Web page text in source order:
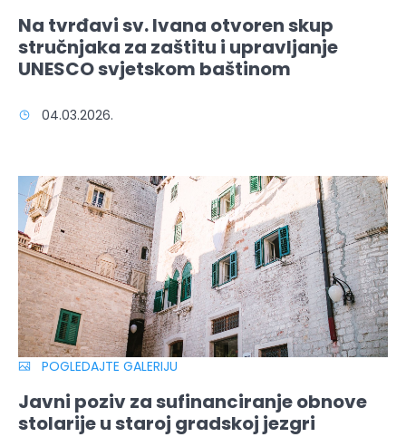
Na tvrđavi sv. Ivana otvoren skup
stručnjaka za zaštitu i upravljanje
UNESCO svjetskom baštinom
04.03.2026.
POGLEDAJTE GALERIJU
Javni poziv za sufinanciranje obnove
stolarije u staroj gradskoj jezgri